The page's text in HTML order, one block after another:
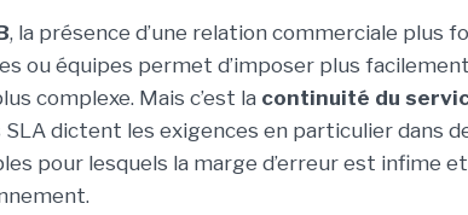
, la présence d’une relation commerciale plus
ou équipes permet d’imposer plus
complexe. Mais c’est la continuité du
dictent les exigences en particulier dans
pour lesquels la marge d’erreur est infime